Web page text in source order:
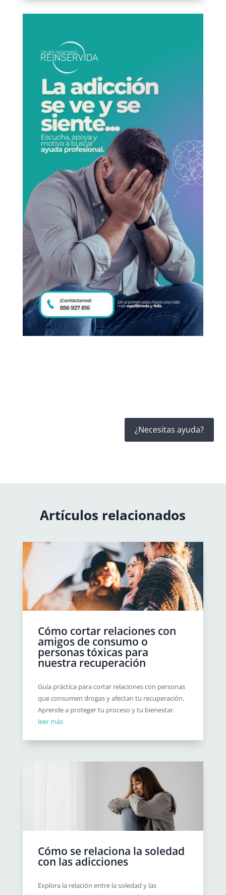
¿Necesitas ayuda?
Artículos relacionados
Cómo cortar relaciones con
amigos de consumo o
personas tóxicas para
nuestra recuperación
Guía práctica para cortar relaciones con personas
que consumen drogas y afectan tu recuperación.
Aprende a proteger tu proceso y tu bienestar.
leer más
Cómo se relaciona la soledad
con las adicciones
Explora la relación entre la soledad y las